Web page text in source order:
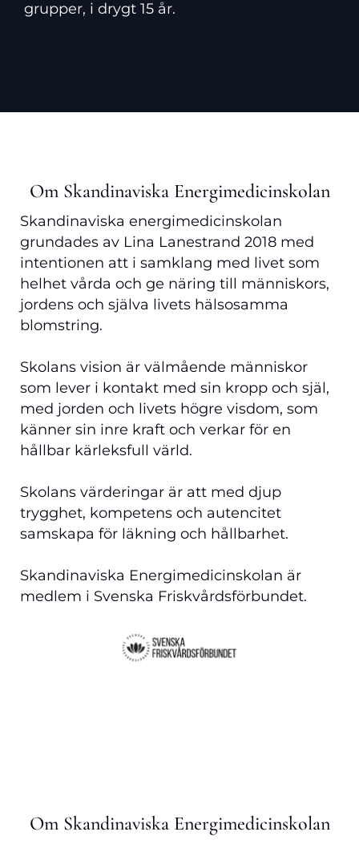
grupper, i drygt 15 år.
Om Skandinaviska Energimedicinskolan
Skandinaviska energimedicinskolan
grundades av Lina Lanestrand 2018 med
intentionen att i samklang med livet som
helhet vårda och ge näring till människors,
jordens och själva livets hälsosamma
blomstring.
Skolans vision är välmående människor
som lever i kontakt med sin kropp och själ,
med jorden och livets högre visdom, som
känner sin inre kraft och verkar för en
hållbar kärleksfull värld.
Skolans värderingar är att med djup
trygghet, kompetens och autencitet
samskapa för läkning och hållbarhet.
Skandinaviska Energimedicinskolan är
medlem i Svenska Friskvårdsförbundet.
Om Skandinaviska Energimedicinskolan